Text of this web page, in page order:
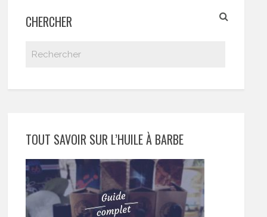
CHERCHER
TOUT SAVOIR SUR L’HUILE À BARBE